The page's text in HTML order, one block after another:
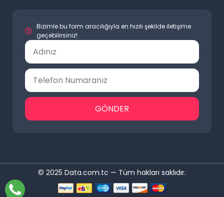
Bizimle bu form aracılığıyla en hızılı şekilde iletişime
geçebilirsiniz!
GÖNDER
© 2025 Data.com.tc — Tüm hakları saklıdır.